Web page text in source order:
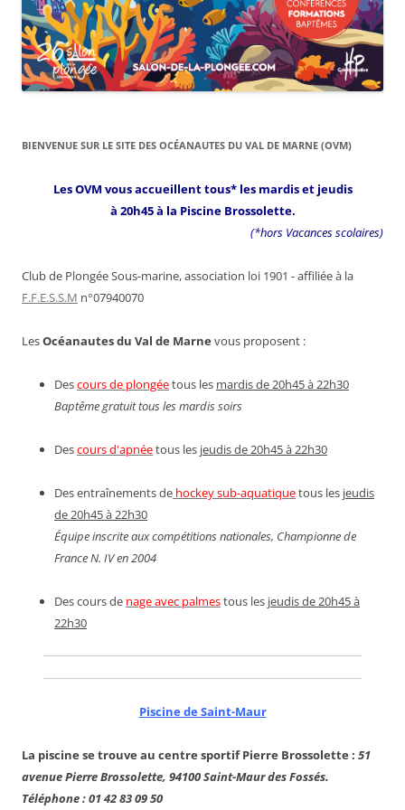
BIENVENUE SUR LE SITE DES OCÉANAUTES DU VAL DE MARNE (OVM)
Les OVM vous accueillent tous* les mardis et jeudis
à 20h45 à la Piscine Brossolette.
(*hors Vacances scolaires)
Club de Plongée Sous-marine, association loi 1901 - affiliée à la
F.F.E.S.S.M n°07940070
LesOcéanautes du Val de Marne vous proposent :
Descours de plongéetous les mardis de 20h45 à 22h30
Baptême gratuit tous les mardis soirs
Descours d'apnéetous les jeudis de 20h45 à 22h30
Des entraînements de hockey sub-aquatiquetous les jeudis
de 20h45 à 22h30
Équipe inscrite aux compétitions nationales, Championne de
France N. IV en 2004
Des cours de nage avec palmestous les jeudis de 20h45 à
22h30
Piscine de Saint-Maur
La piscine se trouve au centre sportif Pierre Brossolette : 51
avenue Pierre Brossolette, 94100 Saint-Maur des Fossés.
Téléphone : 01 42 83 09 50